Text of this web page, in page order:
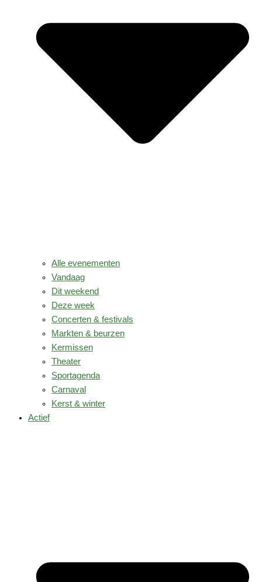
Alle evenementen
Vandaag
Dit weekend
Deze week
Concerten & festivals
Markten & beurzen
Kermissen
Theater
Sportagenda
Carnaval
Kerst & winter
Actief